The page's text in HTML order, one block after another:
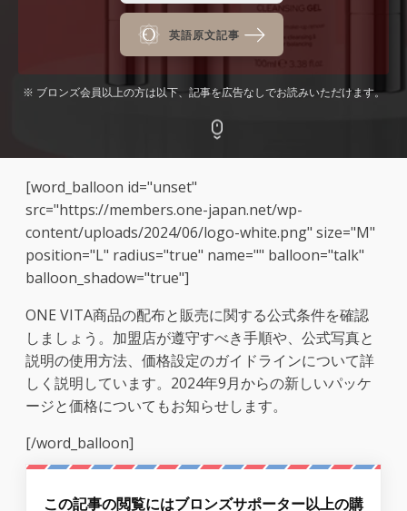
英語原文記事
※ ブロンズ会員以上の方は以下、記事を広告なしでお読みいただけます。
[word_balloon id="unset"
src="https://members.one-japan.net/wp-
content/uploads/2024/06/logo-white.png" size="M"
position="L" radius="true" name="" balloon="talk"
balloon_shadow="true"]
ONE VITA商品の配布と販売に関する公式条件を確認
しましょう。加盟店が遵守すべき手順や、公式写真と
説明の使用方法、価格設定のガイドラインについて詳
しく説明しています。2024年9月からの新しいパッケ
ージと価格についてもお知らせします。
[/word_balloon]
この記事の閲覧にはブロンズサポーター以上の購